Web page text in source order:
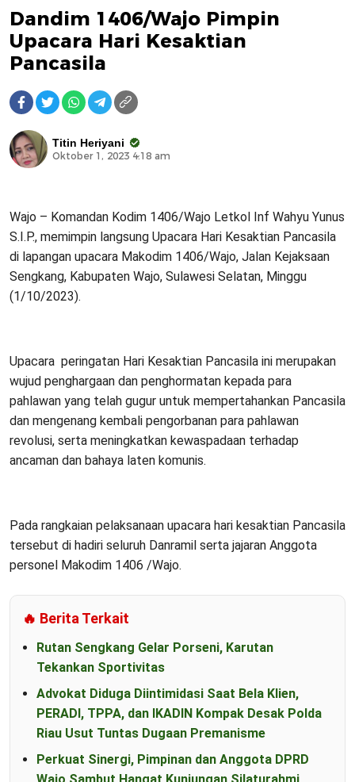
Dandim 1406/Wajo Pimpin
Upacara Hari Kesaktian
Pancasila
Titin Heriyani
Oktober 1, 2023 4:18 am
Wajo – Komandan Kodim 1406/Wajo Letkol Inf Wahyu Yunus
S.I.P., memimpin langsung Upacara Hari Kesaktian Pancasila
di lapangan upacara Makodim 1406/Wajo, Jalan Kejaksaan
Sengkang, Kabupaten Wajo, Sulawesi Selatan, Minggu
(1/10/2023).
Upacara peringatan Hari Kesaktian Pancasila ini merupakan
wujud penghargaan dan penghormatan kepada para
pahlawan yang telah gugur untuk mempertahankan Pancasila
dan mengenang kembali pengorbanan para pahlawan
revolusi, serta meningkatkan kewaspadaan terhadap
ancaman dan bahaya laten komunis.
Pada rangkaian pelaksanaan upacara hari kesaktian Pancasila
tersebut di hadiri seluruh Danramil serta jajaran Anggota
personel Makodim 1406 /Wajo.
🔥 Berita Terkait
Rutan Sengkang Gelar Porseni, Karutan
Tekankan Sportivitas
Advokat Diduga Diintimidasi Saat Bela Klien,
PERADI, TPPA, dan IKADIN Kompak Desak Polda
Riau Usut Tuntas Dugaan Premanisme
Perkuat Sinergi, Pimpinan dan Anggota DPRD